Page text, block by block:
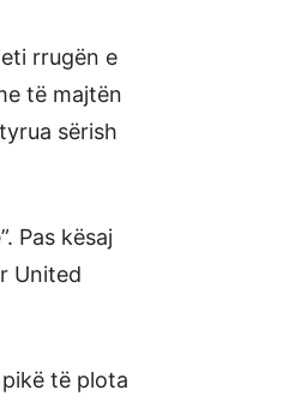
rrugën e
të majtën
sërish
Pas kësaj
United
të plota